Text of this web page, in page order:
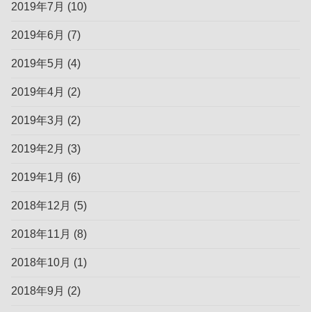
2019年7月 (10)
2019年6月 (7)
2019年5月 (4)
2019年4月 (2)
2019年3月 (2)
2019年2月 (3)
2019年1月 (6)
2018年12月 (5)
2018年11月 (8)
2018年10月 (1)
2018年9月 (2)